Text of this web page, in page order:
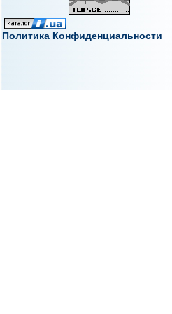
Политика Конфиденциальности